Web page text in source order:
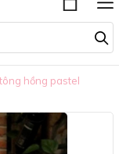
hồng pastel